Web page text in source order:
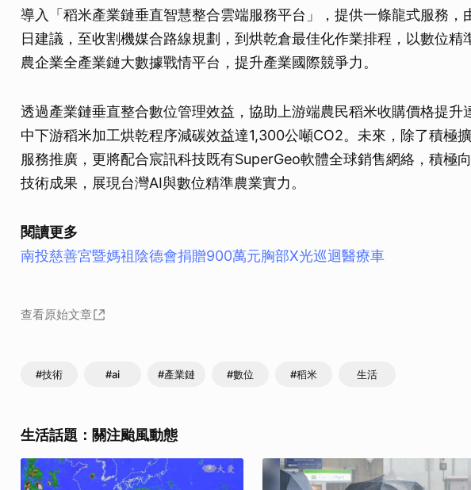
導入「稻米產業鏈垂直智慧整合雲端服務平台」，提供一條龍式服務，
日建議，至收割機媒合路線規劃，到烘乾倉最佳化作業排程，以數位精
農企業全產業鏈大數據戰情平台，提升產業國際競爭力。
透過產業鏈垂直整合數位管理效益，協助上游端農民稻米收購價格提升
中下游稻米加工烘乾程序減碳效益達1,300公噸CO2。未來，除了積極
服務推廣，更將配合宸訊科技既有SuperGeo軟體全球銷售網絡，積極
技術成果，展現台灣AI與數位精準農業實力。
閱讀更多
南投慈善宮暨媽祖陰德會捐贈900萬元胸部X光巡迴醫療車
查看原始文章
#技術 #ai #產業鏈 #數位 #稻米 生活
生活話題：關注颱風動態